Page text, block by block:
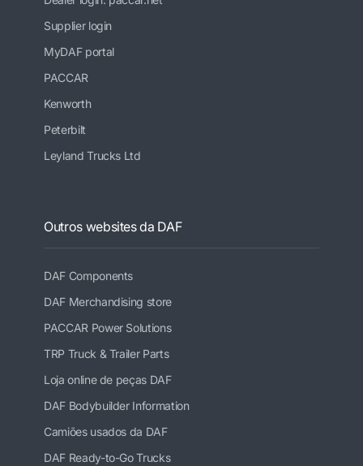
Supplier login
MyDAF portal
PACCAR
Kenworth
Peterbilt
Leyland Trucks Ltd
Outros websites da DAF
DAF Components
DAF Merchandising store
PACCAR Power Solutions
TRP Truck & Trailer Parts
Loja online de peças DAF
DAF Bodybuilder Information
Camiões usados da DAF
DAF Ready-to-Go Trucks